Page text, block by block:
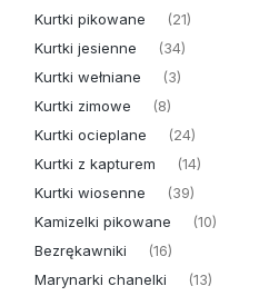
Kurtki pikowane (21)
Kurtki jesienne (34)
Kurtki wełniane (3)
Kurtki zimowe (8)
Kurtki ocieplane (24)
Kurtki z kapturem (14)
Kurtki wiosenne (39)
Kamizelki pikowane (10)
Bezrękawniki (16)
Marynarki chanelki (13)